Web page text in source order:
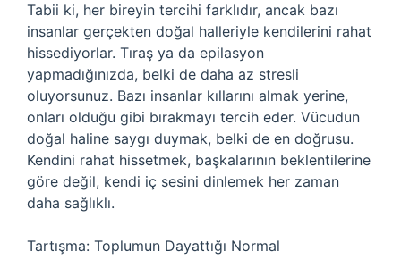
Tabii ki, her bireyin tercihi farklıdır, ancak bazı
insanlar gerçekten doğal halleriyle kendilerini rahat
hissediyorlar. Tıraş ya da epilasyon
yapmadığınızda, belki de daha az stresli
oluyorsunuz. Bazı insanlar kıllarını almak yerine,
onları olduğu gibi bırakmayı tercih eder. Vücudun
doğal haline saygı duymak, belki de en doğrusu.
Kendini rahat hissetmek, başkalarının beklentilerine
göre değil, kendi iç sesini dinlemek her zaman
daha sağlıklı.
Tartışma: Toplumun Dayattığı Normal